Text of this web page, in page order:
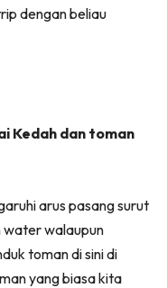
dengan beliau
Kedah dan toman
arus pasang surut
water walaupun
toman di sini di
yang biasa kita